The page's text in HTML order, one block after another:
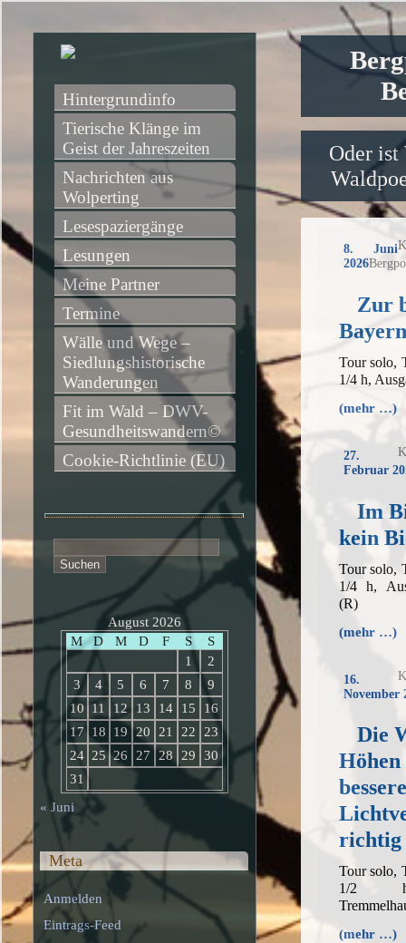
Oder ist
8. Juni
2026
Zur
Tour solo,
1/4 h,
(mehr …)
27.
Februar
Im
kein
Tour solo,
1/4 h,
(R)
(mehr …)
16.
November
Die
Höhen
richtig
Tour solo,
1/2 h,
(mehr …)
Hintergrundinfo
Tierische Klänge im
Geist der Jahreszeiten
Nachrichten aus
Wolperting
Lesespaziergänge
Lesungen
Meine Partner
Termine
Wälle und Wege –
Siedlungshistorische
Wanderungen
Fit im Wald – DWV-
Gesundheitswandern©
Cookie-Richtlinie (EU)
nach:
August 2026
M
D M D F S
S
1
2
3
4 5 6 7 8
9
10
11 12 13 14 15
16
17
18 19 20 21 22
23
24 25 26 27 28 29
30
31
« Juni
Meta
Anmelden
Eintrags-Feed